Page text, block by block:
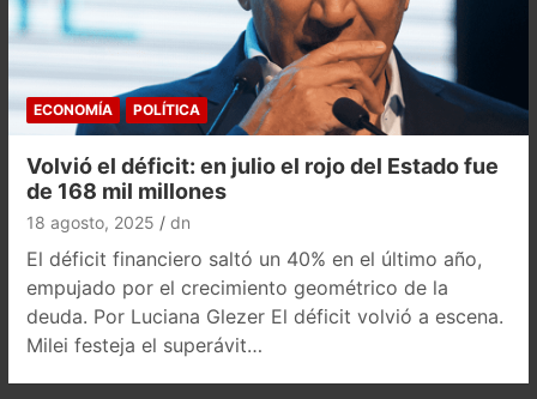
ECONOMÍA POLÍTICA
Volvió el déficit: en julio el rojo del Estado fue
de 168 mil millones
18 agosto, 2025 dn
El déficit financiero saltó un 40% en el último año,
empujado por el crecimiento geométrico de la
deuda. Por Luciana Glezer El déficit volvió a escena.
Milei festeja el superávit…